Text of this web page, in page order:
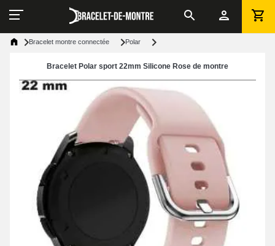
Bracelet montre connectée Polar
Bracelet Polar sport 22mm Silicone Rose de montre